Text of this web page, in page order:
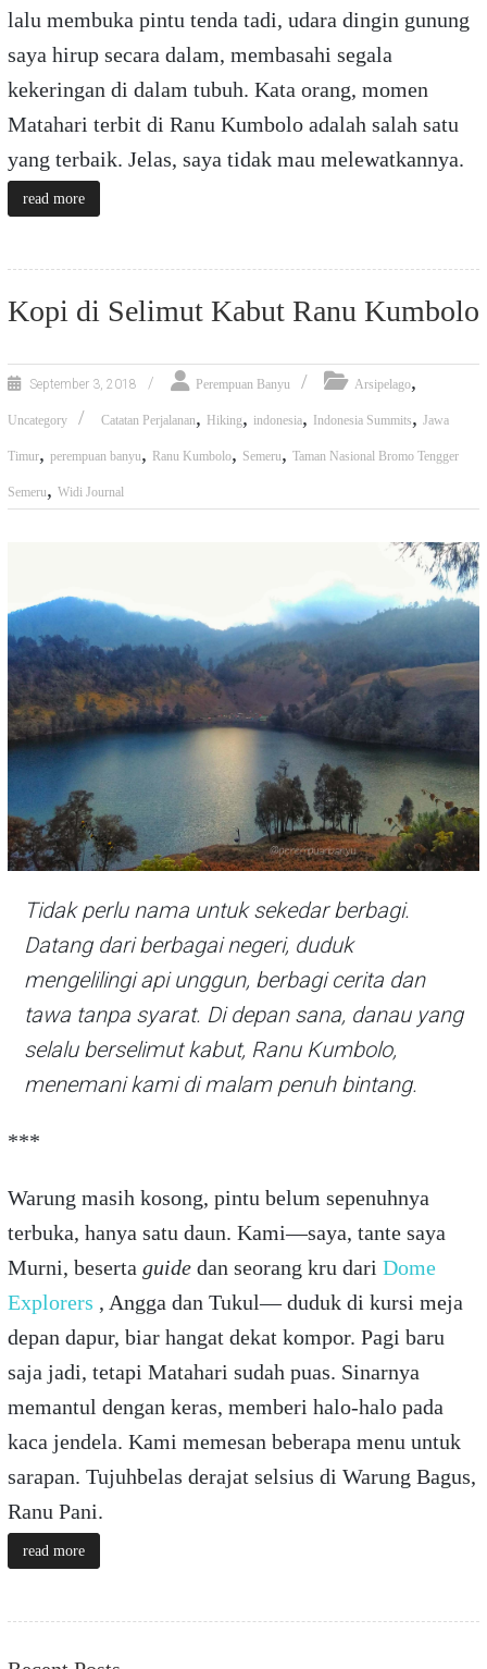
lalu membuka pintu tenda tadi, udara dingin gunung
saya hirup secara dalam, membasahi segala
kekeringan di dalam tubuh. Kata orang, momen
Matahari terbit di Ranu Kumbolo adalah salah satu
yang terbaik. Jelas, saya tidak mau melewatkannya.
read more
Kopi di Selimut Kabut Ranu Kumbolo
September 3, 2018 Perempuan Banyu Arsipelago,
Uncategory Catatan Perjalanan, Hiking, indonesia, Indonesia Summits, Jawa
Timur, perempuan banyu, Ranu Kumbolo, Semeru, Taman Nasional Bromo Tengger
Semeru, Widi Journal
Tidak perlu nama untuk sekedar berbagi.
Datang dari berbagai negeri, duduk
mengelilingi api unggun, berbagi cerita dan
tawa tanpa syarat. Di depan sana, danau yang
selalu berselimut kabut, Ranu Kumbolo,
menemani kami di malam penuh bintang.
***
Warung masih kosong, pintu belum sepenuhnya
terbuka, hanya satu daun. Kami—saya, tante saya
Murni, beserta guidedan seorang kru dari Dome
Explorers , Angga dan Tukul— duduk di kursi meja
depan dapur, biar hangat dekat kompor. Pagi baru
saja jadi, tetapi Matahari sudah puas. Sinarnya
memantul dengan keras, memberi halo-halo pada
kaca jendela. Kami memesan beberapa menu untuk
sarapan. Tujuhbelas derajat selsius di Warung Bagus,
Ranu Pani.
read more